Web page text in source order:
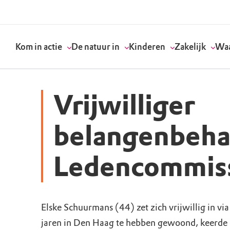
Kom in actie
Doneer
Word vrijwilliger
Werken bij
De natuur in
Routes
Natuurgebieden
Bezoekerscentra
Kinderen
Kinderactiviteiten
Speeltips
Zakelijk
Geef een
Vergaderen in de
Onze partners &
Onze visie
Actuele thema's
Wat wij doen
Vrijwilliger
Elske Schuurmans (44) zet zich vrijwillig in
jaren in Den Haag te hebben gewoond,